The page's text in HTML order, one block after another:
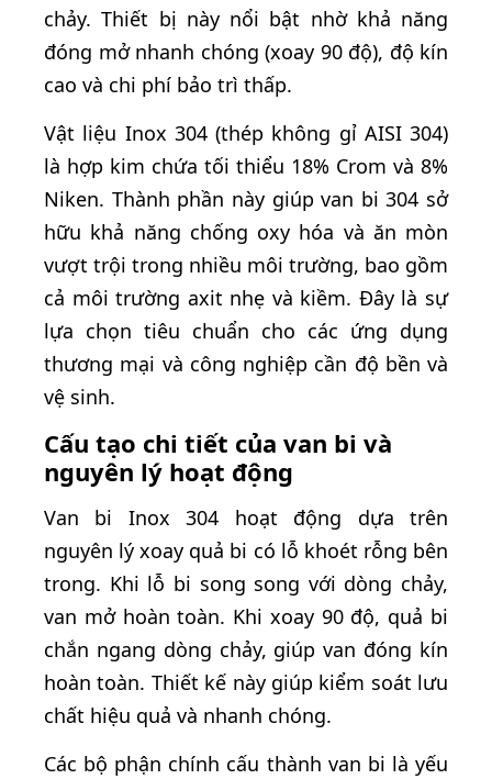
chảy. Thiết bị này nổi bật nhờ khả năng
đóng mở nhanh chóng (xoay 90 độ), độ kín
cao và chi phí bảo trì thấp.
Vật liệu Inox 304 (thép không gỉ AISI 304)
là hợp kim chứa tối thiểu 18% Crom và 8%
Niken. Thành phần này giúp van bi 304 sở
hữu khả năng chống oxy hóa và ăn mòn
vượt trội trong nhiều môi trường, bao gồm
cả môi trường axit nhẹ và kiềm. Đây là sự
lựa chọn tiêu chuẩn cho các ứng dụng
thương mại và công nghiệp cần độ bền và
vệ sinh.
Cấu tạo chi tiết của van bi và
nguyên lý hoạt động
Van bi Inox 304 hoạt động dựa trên
nguyên lý xoay quả bi có lỗ khoét rỗng bên
trong. Khi lỗ bi song song với dòng chảy,
van mở hoàn toàn. Khi xoay 90 độ, quả bi
chắn ngang dòng chảy, giúp van đóng kín
hoàn toàn. Thiết kế này giúp kiểm soát lưu
chất hiệu quả và nhanh chóng.
Các bộ phận chính cấu thành van bi là yếu